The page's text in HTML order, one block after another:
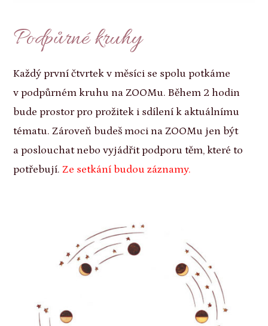
Podpůrné kruhy
Každý první čtvrtek v měsíci se spolu potkáme
v podpůrném kruhu na ZOOMu. Během 2 hodin
bude prostor pro prožitek i sdílení k aktuálnímu
tématu. Zároveň budeš moci na ZOOMu jen být
a poslouchat nebo vyjádřit podporu těm, které to
potřebují.Ze setkání budou záznamy.